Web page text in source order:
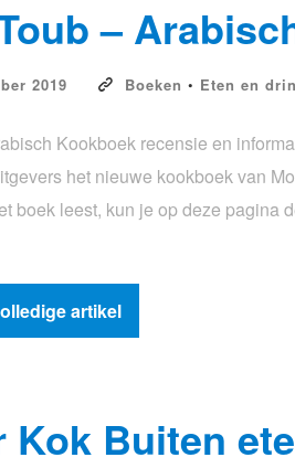
–
2019 Boeken • Eten en
Kookboek recensie en
het nieuwe kookboek van
boek leest, kun je op deze pagina
artikel
Kok Buiten